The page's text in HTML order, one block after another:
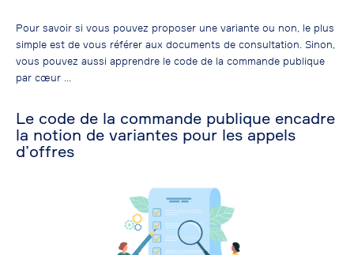
Pour savoir si vous pouvez proposer une variante ou non, le plus
simple est de vous référer aux documents de consultation. Sinon,
vous pouvez aussi apprendre le code de la commande publique
par cœur …
Le code de la commande publique encadre
la notion de variantes pour les appels
d’offres